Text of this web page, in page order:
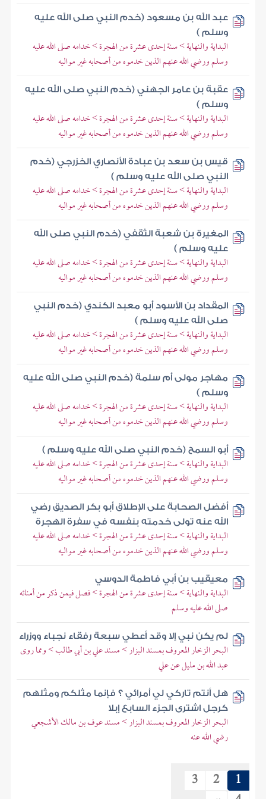
عبد الله بن مسعود (خدم النبي صلى الله عليه
وسلم )
البداية والنهاية > سنة إحدى عشرة من الهجرة > خدامه صلى الله عليه
وسلم ورضي الله عنهم الذين خدموه من أصحابه غير مواليه
عقبة بن عامر الجهني (خدم النبي صلى الله عليه
وسلم )
البداية والنهاية > سنة إحدى عشرة من الهجرة > خدامه صلى الله عليه
وسلم ورضي الله عنهم الذين خدموه من أصحابه غير مواليه
قيس بن سعد بن عبادة الأنصاري الخزرجي (خدم
النبي صلى الله عليه وسلم )
البداية والنهاية > سنة إحدى عشرة من الهجرة > خدامه صلى الله عليه
وسلم ورضي الله عنهم الذين خدموه من أصحابه غير مواليه
المغيرة بن شعبة الثقفي (خدم النبي صلى الله
عليه وسلم )
البداية والنهاية > سنة إحدى عشرة من الهجرة > خدامه صلى الله عليه
وسلم ورضي الله عنهم الذين خدموه من أصحابه غير مواليه
المقداد بن الأسود أبو معبد الكندي (خدم النبي
صلى الله عليه وسلم )
البداية والنهاية > سنة إحدى عشرة من الهجرة > خدامه صلى الله عليه
وسلم ورضي الله عنهم الذين خدموه من أصحابه غير مواليه
مهاجر مولى أم سلمة (خدم النبي صلى الله عليه
وسلم )
البداية والنهاية > سنة إحدى عشرة من الهجرة > خدامه صلى الله عليه
وسلم ورضي الله عنهم الذين خدموه من أصحابه غير مواليه
أبو السمح (خدم النبي صلى الله عليه وسلم )
البداية والنهاية > سنة إحدى عشرة من الهجرة > خدامه صلى الله عليه
وسلم ورضي الله عنهم الذين خدموه من أصحابه غير مواليه
أفضل الصحابة على الإطلاق أبو بكر الصديق رضي
الله عنه تولى خدمته بنفسه في سفرة الهجرة
البداية والنهاية > سنة إحدى عشرة من الهجرة > خدامه صلى الله عليه
وسلم ورضي الله عنهم الذين خدموه من أصحابه غير مواليه
معيقيب بن أبي فاطمة الدوسي
البداية والنهاية > سنة إحدى عشرة من الهجرة > فصل فيمن ذكر من أمنائه
صلى الله عليه وسلم
لم يكن نبي إلا وقد أعطي سبعة رفقاء نجباء ووزراء
البحر الزخار المعروف بمسند البزار > مسند علي بن أبي طالب > ومما روى
عبد الله بن مليل عن علي
هل أنتم تاركي لي أمرائي ؟ فإنما مثلكم ومثلهم
كرجل اشترى الجزء السابع إبلا
البحر الزخار المعروف بمسند البزار > مسند عوف بن مالك الأشجعي
رضي الله عنه
1
2
3